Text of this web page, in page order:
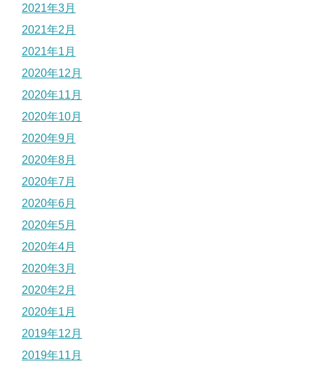
2021年3月
2021年2月
2021年1月
2020年12月
2020年11月
2020年10月
2020年9月
2020年8月
2020年7月
2020年6月
2020年5月
2020年4月
2020年3月
2020年2月
2020年1月
2019年12月
2019年11月